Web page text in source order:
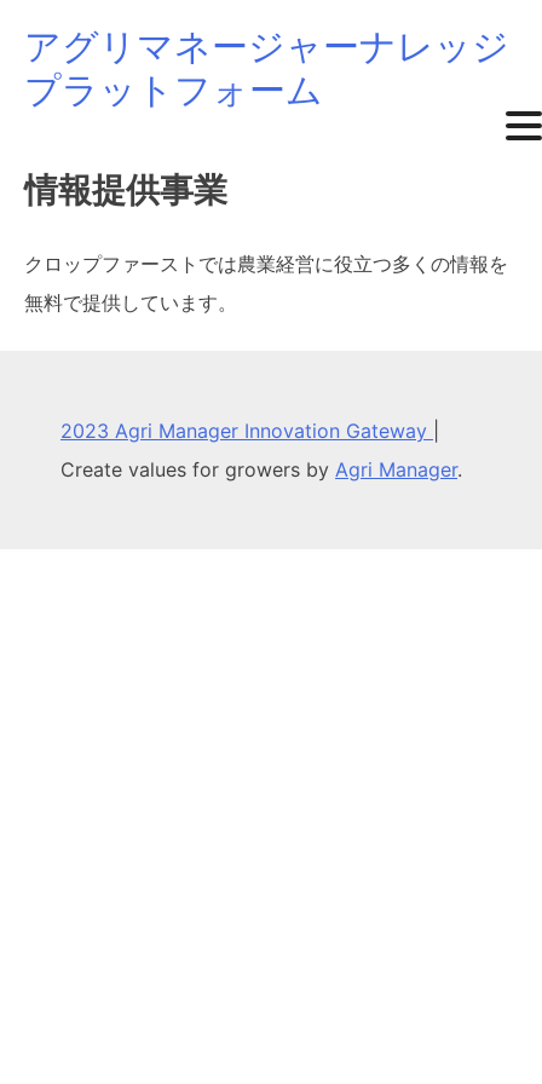
Skipアグリマネージャーナレッジ
プラットフォーム
情報提供事業
クロップファーストでは農業経営に役立つ多くの情報を
無料で提供しています。
2023 Agri Manager Innovation Gateway
Create values for growers by Agri Manager.